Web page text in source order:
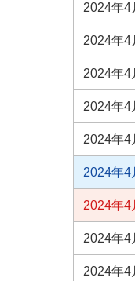
2024年4
2024年4
2024年4
2024年4
2024年4
2024年4
2024年4
2024年4
2024年4